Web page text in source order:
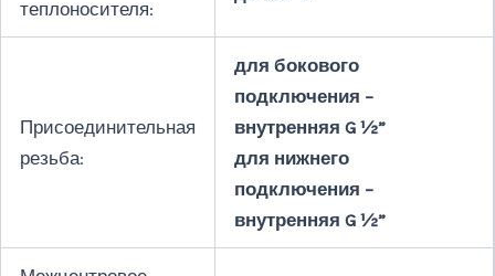
теплоносителя:
Присоединительная
резьба:
для бокового
подключения –
внутренняя G ½”
для нижнего
подключения –
внутренняя G ½”